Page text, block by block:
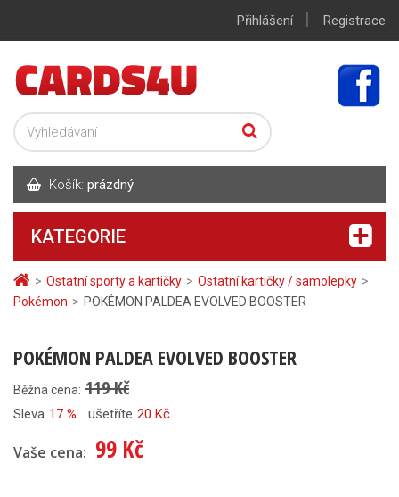
> Ostatní sporty a kartičky > Ostatní kartičky / samolepky >
Pokémon > POKÉMON PALDEA EVOLVED BOOSTER
POKÉMON PALDEA EVOLVED BOOSTER
Běžná cena: 119 Kč
Sleva 17 % ušetříte 20 Kč
Vaše cena: 99 Kč
Přihlášení | Registrace
Košík: prázdný
KATEGORIE